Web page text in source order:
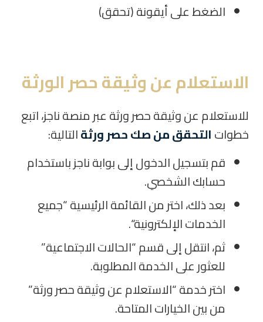
الضغط على أيقونة (تحقق)
الاستعلام عن وثيقة حصر الورثة
للاستعلام عن وثيقة حصر ورثة عبر منصة ناجز، اتبع
خطواتالتحقق من صك حصر ورثةالتالية:
قم بتسجيل الدخول إلى بوابة ناجز باستخدام
حسابك الشخصي.
بعد ذلك، اختر من القائمة الرئيسية “جميع
الخدمات الإلكترونية“.
ثم، انتقل إلى قسم “الحالات الاجتماعية”
للعثور على الخدمة المطلوبة.
اختر خدمة “الاستعلام عن وثيقة حصر ورثة”
من بين الخيارات المتاحة.